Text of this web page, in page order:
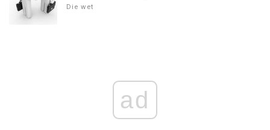
Die wet
ad